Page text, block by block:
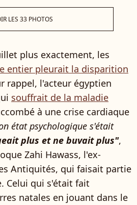
LES 33 PHOTOS
plus exactement, les
entier pleurait la disparition
rappel, l'acteur égyptien
souffrait de la maladie
à une crise cardiaque
état psychologique s'était
plus et ne buvait plus",
Zahi Hawass, l'ex-
Antiquités, qui faisait partie
Celui qui s'était fait
natales en jouant dans le